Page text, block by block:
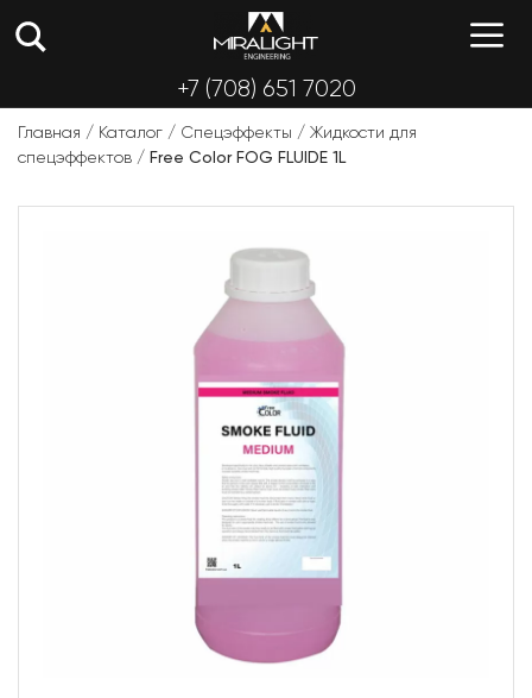
+7 (708) 651 7020
Главная / Каталог / Спецэффекты / Жидкости для
спецэффектов / Free Color FOG FLUIDE 1L